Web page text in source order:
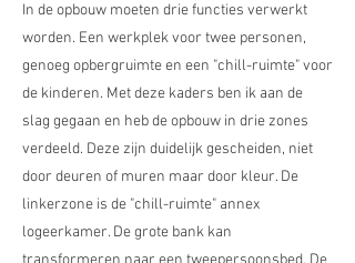
In de opbouw moeten drie functies verwerkt
worden. Een werkplek voor twee personen,
genoeg opbergruimte en een "chill-ruimte" voor
de kinderen. Met deze kaders ben ik aan de
slag gegaan en heb de opbouw in drie zones
verdeeld. Deze zijn duidelijk gescheiden, niet
door deuren of muren maar door kleur. De
linkerzone is de "chill-ruimte" annex
logeerkamer. De grote bank kan